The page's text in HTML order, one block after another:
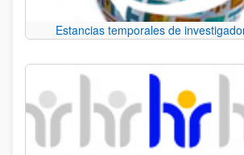
Estancias temporales de